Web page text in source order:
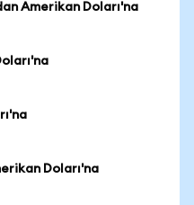
Amerikan Doları'na
Doları'na